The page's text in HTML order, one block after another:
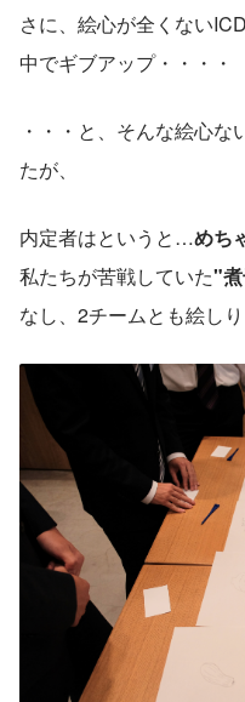
さに、絵心が全くない
中でギブアップ・・・・
・・・と、そんな絵心
たが、
内定者はというと…めち
私たちが苦戦していた"
なし、2チームとも絵し